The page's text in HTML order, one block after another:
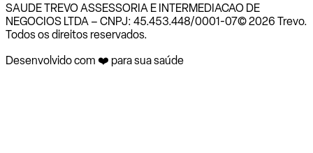
SAUDE TREVO ASSESSORIA E INTERMEDIACAO DE
NEGOCIOS LTDA – CNPJ: 45.453.448/0001-07© 2026 Trevo.
Todos os direitos reservados.
Desenvolvido com ❤️ para sua saúde